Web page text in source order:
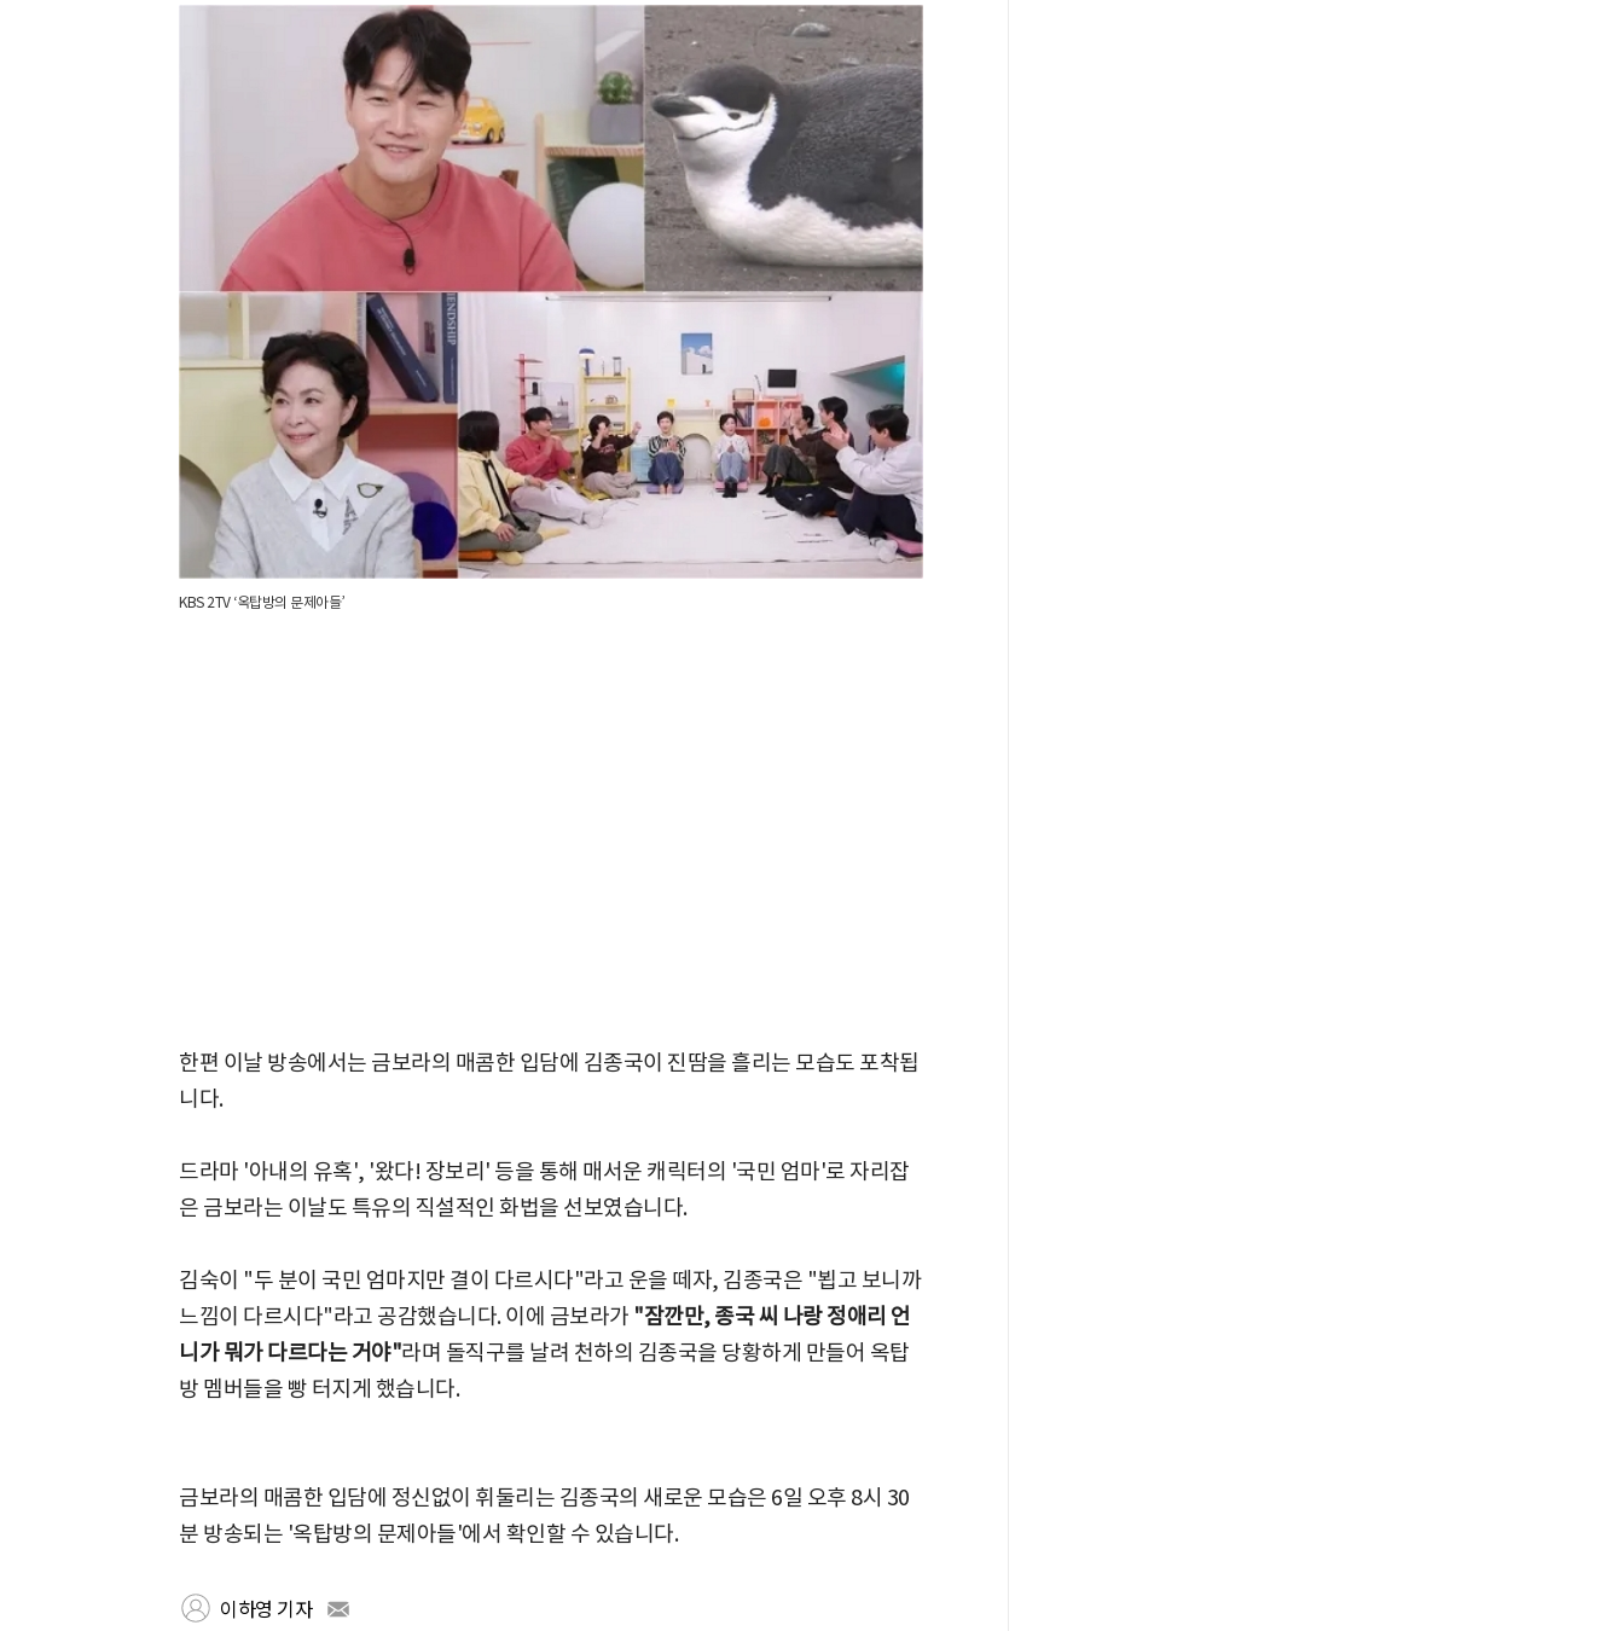
KBS 2TV ‘옥탑방의 문제아들’
한편 이날 방송에서는 금보라의 매콤한 입담에 김종국이 진땀을 흘리는 모습도 포착됩
니다.
드라마 '아내의 유혹', '왔다! 장보리' 등을 통해 매서운 캐릭터의 '국민 엄마'로 자리잡
은 금보라는 이날도 특유의 직설적인 화법을 선보였습니다.
김숙이 "두 분이 국민 엄마지만 결이 다르시다"라고 운을 떼자, 김종국은 "뵙고 보니까
느낌이 다르시다"라고 공감했습니다. 이에 금보라가 "잠깐만, 종국 씨 나랑 정애리 언
니가 뭐가 다르다는 거야"라며 돌직구를 날려 천하의 김종국을 당황하게 만들어 옥탑
방 멤버들을 빵 터지게 했습니다.
금보라의 매콤한 입담에 정신없이 휘둘리는 김종국의 새로운 모습은 6일 오후 8시 30
분 방송되는 '옥탑방의 문제아들'에서 확인할 수 있습니다.
이하영 기자